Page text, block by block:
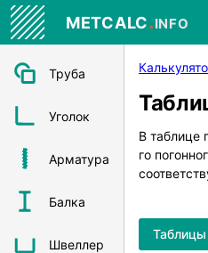
METCALC.INFO
Труба
Уголок
Арматура
Балка
Швеллер
В таблице
го